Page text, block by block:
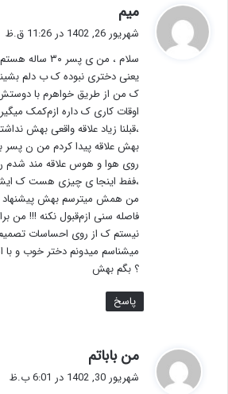
میم
ت
شهریور 26, 1402 در 11:26 ق.ظ
سلام ، من ی
یعنی دختری نبوده ک ب دلم
ک من از طریق خواهرم با
اوقات کاری ک داره ازم‌کمک
،قبلنا زیاد علاقه واقعی بهش
روی هوا و هوس علاقه مند
من همش میترسم بهش پیشنهاد
فاصله سنی ازم‌قبول نکنه !!!
نیستم ک از روی احساسات
میشناسم میدونم دختر خوب و با
؟ بگم بهش
پاسخ
من باباتم
ف
شهریور 30, 1402 در 6:01 ب.ظ